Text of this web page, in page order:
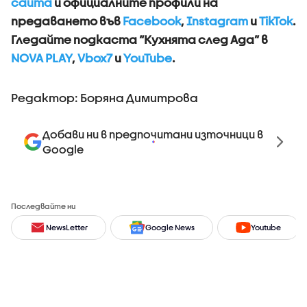
предаването във Facebook, Instagram иTikTok.
Гледайте подкаста “Кухнята след Ада” в
NOVA PLAY, Vbox7иYouTube.
Редактор: Боряна Димитрова
Добави ни в предпочитани източници в
Google
Последвайте ни
NewsLetter Google News Youtube